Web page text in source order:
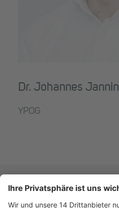
Dr. Johannes
YPOG